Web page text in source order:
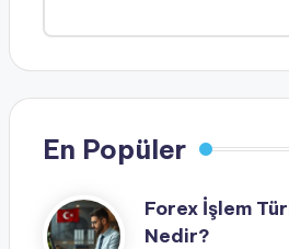
En Popüler
Forex İşlem
Nedir?